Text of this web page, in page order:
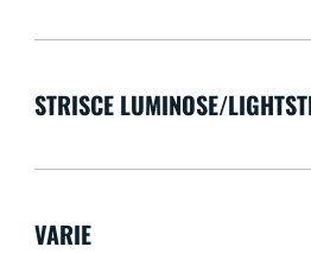
STRISCE LUMINOSE/
VARIE